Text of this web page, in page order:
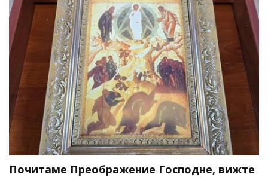
Почитаме Преображение Господне, вижте